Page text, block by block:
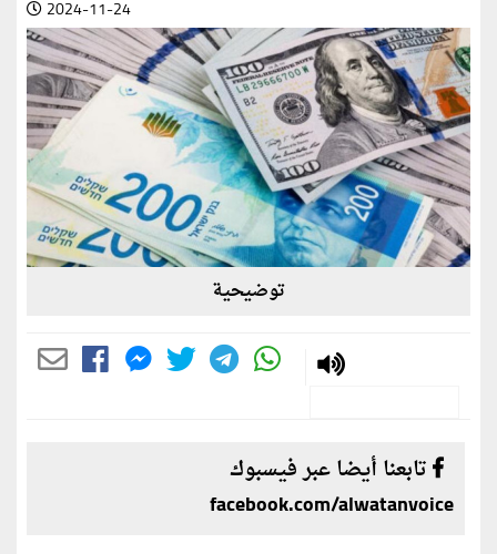
2024-11-24
توضيحية
تابعنا أيضا عبر فيسبوك
facebook.com/alwatanvoice